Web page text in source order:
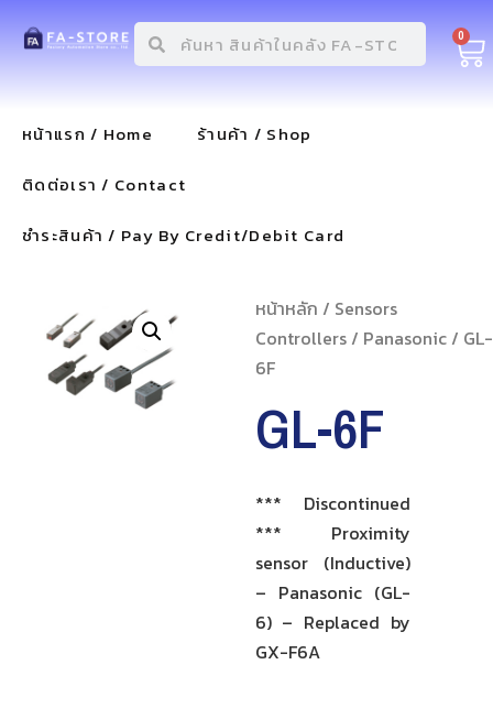
0
หน้าแรก / Home
ร้านค้า / Shop
ติดต่อเรา / Contact
ชำระสินค้า / Pay By Credit/Debit Card
หน้าหลัก / Sensors
Controllers/ Panasonic/ GL-
6F
GL-6F
*** Discontinued
*** Proximity
sensor (Inductive)
– Panasonic (GL-
6) – Replaced by
GX-F6A